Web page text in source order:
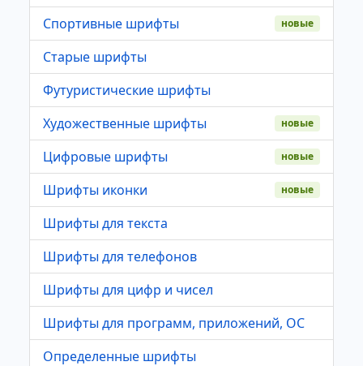
Спортивные шрифты
новые
Старые шрифты
Футуристические шрифты
Художественные шрифты
новые
Цифровые шрифты новые
Шрифты иконки новые
Шрифты для текста
Шрифты для телефонов
Шрифты для цифр и чисел
Шрифты для программ, приложений, ОС
Определенные шрифты